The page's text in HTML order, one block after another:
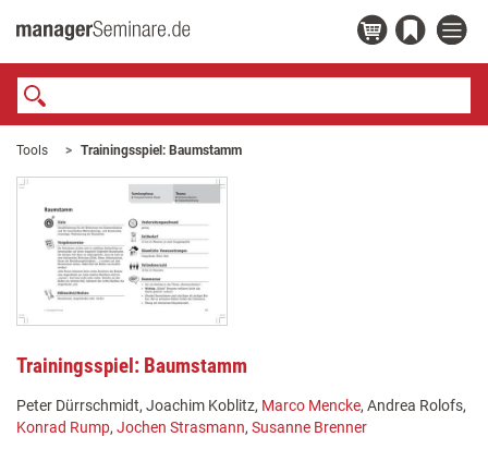
Tools Trainingsspiel: Baumstamm
Trainingsspiel: Baumstamm
Peter Dürrschmidt, Joachim Koblitz, Marco Mencke, Andrea Rolofs,
Konrad Rump, Jochen Strasmann, Susanne Brenner